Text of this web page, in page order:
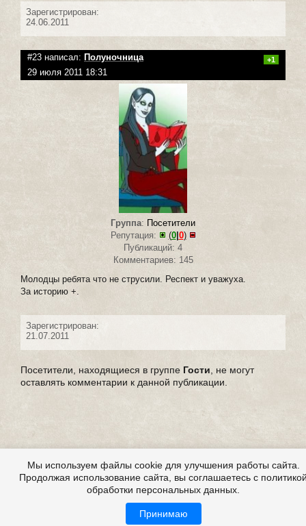
Зарегистрирован:
24.06.2011
#23 написал: Полуночница +1
29 июля 2011 18:31
Группа: Посетители
Репутация:
(0|0)
Публикаций: 4
Комментариев: 145
Молодцы ребята что не струсили. Респект и уважуха.
За историю +.
Зарегистрирован:
21.07.2011
Посетители, находящиеся в группе Гости , не могут
оставлять комментарии к данной публикации.
Мы используем файлы cookie для улучшения работы сайта.
Продолжая использование сайта, вы соглашаетесь с
обработки персональных данных.
Принимаю